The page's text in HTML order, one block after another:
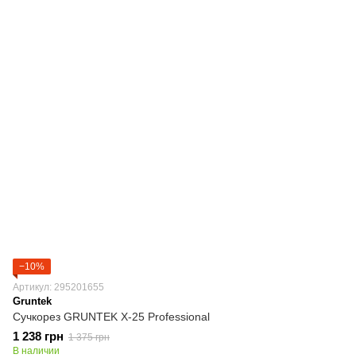
−10%
Артикул: 295201655
Gruntek
Сучкорез GRUNTEK X-25 Professional
1 238 грн 1 375 грн
В наличии